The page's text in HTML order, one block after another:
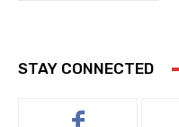
STAY CONNECTED